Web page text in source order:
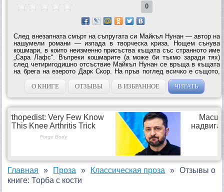
0
След внезапната смърт на съпругата си Майкъл Нунан — автор на
нашумели романи — изпада в творческа криза. Нощем сънува
кошмари, в които неизменно присъства къщата със странното име
„Сара Лафс“. Въпреки кошмарите (а може би тъкмо заради тях)
след четиригодишно отсъствие Майкъл Нунан се връща в къщата
на брега на езерото Дарк Скор. На пръв поглед всичко е същото,
но всъщност са настъпили не забележими промени — всички
обитатели са...
О КНИГЕ ОТЗЫВЫ В ИЗБРАННОЕ ЧИТАТЬ
Главная Проза Классическая проза
Отзывы о
книге: Торба с кости